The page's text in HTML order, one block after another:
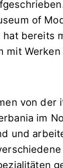
of
bereits
mit
von der
im
und